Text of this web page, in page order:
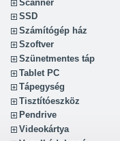
Scanner
SSD
Számítógép ház
Szoftver
Szünetmentes táp
Tablet PC
Tápegység
Tisztítóeszköz
Pendrive
Videokártya